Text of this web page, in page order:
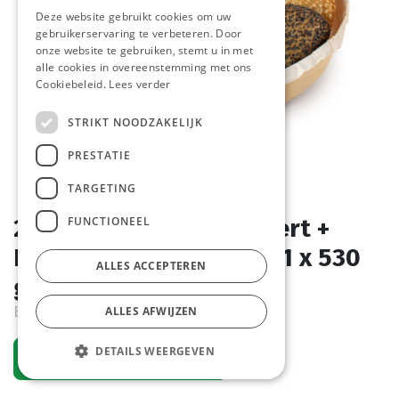
2202 Fleur De Camembert +
Kruiden Diversi Foods 11 x 530
gr
Bestelartikel
Vraag een account aan
Deze website gebruikt cookies om uw
gebruikerservaring te verbeteren. Door
onze website te gebruiken, stemt u in met
alle cookies in overeenstemming met ons
Cookiebeleid. Lees verder
STRIKT NOODZAKELIJK
PRESTATIE
TARGETING
FUNCTIONEEL
ALLES ACCEPTEREN
ALLES AFWIJZEN
DETAILS WEERGEVEN